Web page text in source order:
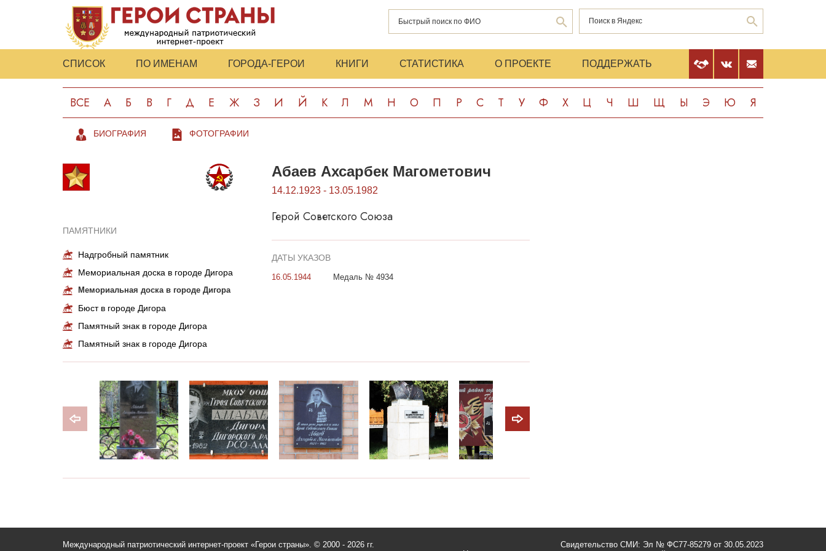
СПИСОК ПО ИМЕНАМ ГОРОДА-ГЕРОИ КНИГИ СТАТИСТИКА О ПРОЕКТЕ ПОДДЕРЖАТЬ
ВСЕ А Б В Г Д Е Ж З И Й К Л М Н О П Р С Т У Ф Х Ц Ч Ш Щ Ы Э Ю Я
БИОГРАФИЯ ФОТОГРАФИИ
ПАМЯТНИКИ
Надгробный памятник
Мемориальная доска в городе Дигора
Мемориальная доска в городе Дигора
Бюст в городе Дигора
Памятный знак в городе Дигора
Памятный знак в городе Дигора
Абаев Ахсарбек Магометович
14.12.1923 - 13.05.1982
Герой Советского Союза
ДАТЫ УКАЗОВ
16.05.1944 Медаль № 4934
Международный патриотический интернет-проект «Герои страны». © 2000 - 2026 гг.
Свидетельство СМИ: Эл № ФС77-85279 от 30.05.2023